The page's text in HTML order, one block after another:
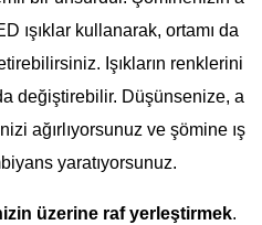
ışıklar kullanarak, ortamı da
Işıkların renklerini
değiştirebilir. Düşünsenize, a
ağırlıyorsunuz ve şömine ış
yaratıyorsunuz.
üzerine raf yerleştirmek.